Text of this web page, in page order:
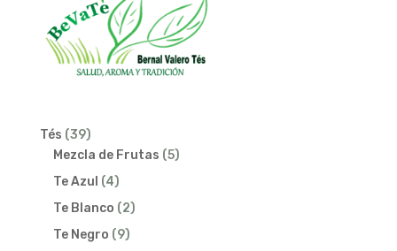
hasta
9,00 €
Tés 3939
productos
Mezcla de Frutas 55
Te Azul 44
productos
Te Blanco 22
productos
Te Negro 99